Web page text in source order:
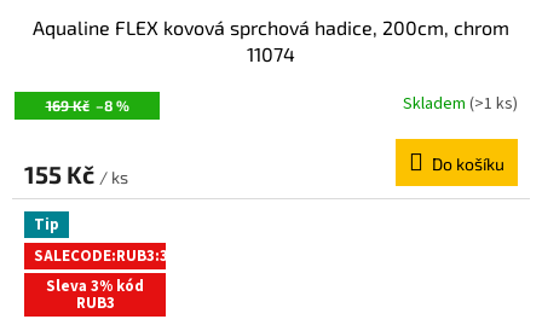
169 Kč –8 %
Aqualine FLEX kovová sprchová hadice, 200cm, chrom
11074
Skladem (>1 ks)
155 Kč / ks
Do košíku
Tip
SALECODE:RUB3:3:%
Sleva 3% kód
RUB3